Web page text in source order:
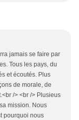
jamais se faire par
Tous les pays, du
et écoutés. Plus
de morale, de
/> <br /> Plusieus
mission. Nous
pourquoi nous